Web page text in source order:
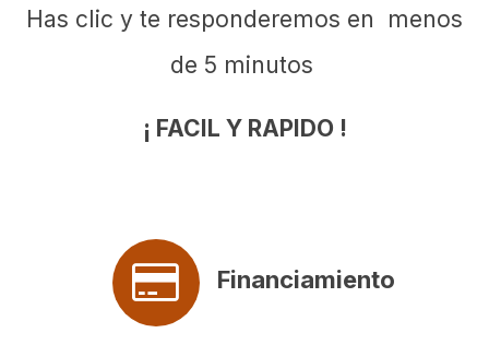
Has clic y te responderemos en menos
de 5 minutos
¡ FACIL Y RAPIDO !
Financiamiento